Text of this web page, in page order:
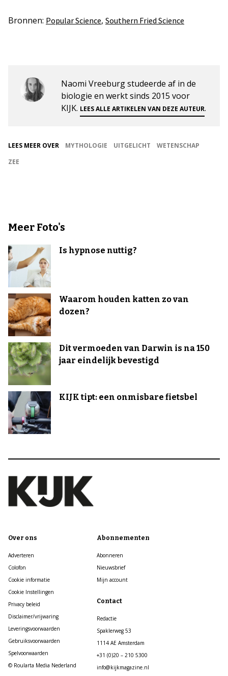
Bronnen: Popular Science, Southern Fried Science
Naomi Vreeburg studeerde af in de
biologie en werkt sinds 2015 voor
KIJK. LEES ALLE ARTIKELEN VAN DEZE AUTEUR.
LEES MEER OVER MYTHOLOGIE UITGELICHT
WETENSCHAP
ZEE
Meer Foto's
Is hypnose nuttig?
Waarom houden katten zo van
dozen?
Dit vermoeden van Darwin is na 150
jaar eindelijk bevestigd
KIJK tipt: een onmisbare fietsbel
Over ons
Adverteren
Colofon
Cookie informatie
Cookie Instellingen
Privacy beleid
Disclaimer/vrijwaring
Leveringsvoorwaarden
Gebruiksvoorwaarden
Spelvoorwaarden
© Roularta Media Nederland
Abonnementen
Abonneren
Nieuwsbrief
Mijn account
Contact
Redactie
Spaklerweg 53
1114 AE Amsterdam
+31 (0)20 – 210 5300
info@kijkmagazine.nl